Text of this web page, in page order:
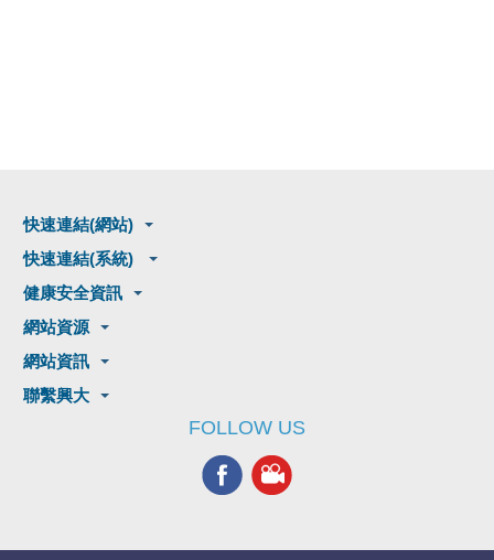
快速連結(網站)
快速連結(系統)
健康安全資訊
網站資源
網站資訊
聯繫興大
FOLLOW US